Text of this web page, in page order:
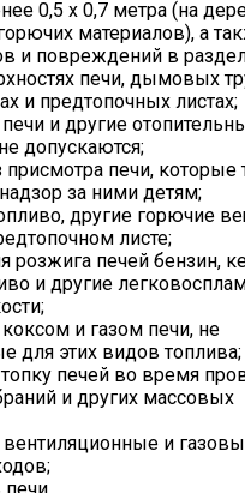
0,5 x 0,7 метра (на
материалов), а
и повреждений в
печи, дымовых
и предтопочных листах;
и другие
допускаются;
присмотра печи, которые
за ними детям;
другие горючие
листе;
розжига печей бензин,
и другие
и газом печи, не
для этих видов топлива;
печей во время
и других массовых
вентиляционные и